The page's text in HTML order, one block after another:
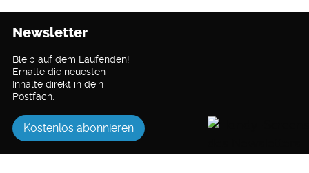
Newsletter
Bleib auf dem Laufenden!
Erhalte die neuesten
Inhalte direkt in dein
Postfach.
Kostenlos abonnieren